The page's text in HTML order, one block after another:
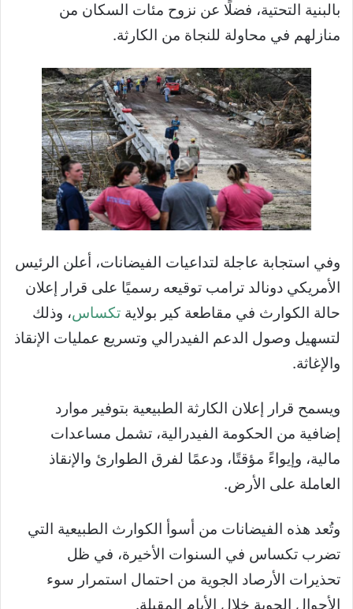
بالبنية التحتية، فضلًا عن نزوح مئات السكان من
منازلهم في محاولة للنجاة من الكارثة.
وفي استجابة عاجلة لتداعيات الفيضانات، أعلن الرئيس
الأمريكي دونالد ترامب توقيعه رسميًا على قرار إعلان
حالة الكوارث في مقاطعة كير بولاية تكساس، وذلك
لتسهيل وصول الدعم الفيدرالي وتسريع عمليات الإنقاذ
والإغاثة.
ويسمح قرار إعلان الكارثة الطبيعية بتوفير موارد
إضافية من الحكومة الفيدرالية، تشمل مساعدات
مالية، وإيواءً مؤقتًا، ودعمًا لفرق الطوارئ والإنقاذ
العاملة على الأرض.
وتُعد هذه الفيضانات من أسوأ الكوارث الطبيعية التي
تضرب تكساس في السنوات الأخيرة، في ظل
تحذيرات الأرصاد الجوية من احتمال استمرار سوء
الأحوال الجوية خلال الأيام المقبلة.